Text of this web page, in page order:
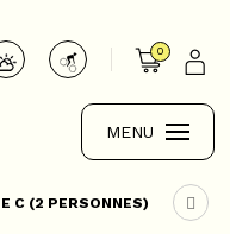
0
MENU
C (2 PERSONNES)